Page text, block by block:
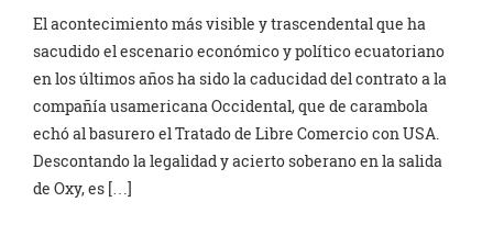
El acontecimiento más visible y trascendental que ha
sacudido el escenario económico y político ecuatoriano
en los últimos años ha sido la caducidad del contrato a la
compañía usamericana Occidental, que de carambola
echó al basurero el Tratado de Libre Comercio con USA.
Descontando la legalidad y acierto soberano en la salida
de Oxy, es […]